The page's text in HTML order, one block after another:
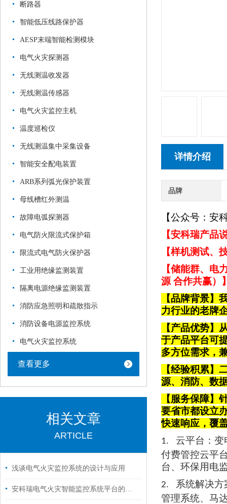
断路器
智能低压线路保护器
AESP末端智能检测模块
电气火灾探测器
无线测温收发器
无线测温传感器
电气火灾监控主机
温度巡检仪
无线测温集中采集设备
智能安全配电装置
ARB系列弧光保护装置
母线槽红外测温
故障电弧探测器
电气防火限流式保护箱
限流式电气防火保护器
工业用绝缘监测装置
隔离电源绝缘监测装置
消防应急照明和疏散指示
消防设备电源监控系统
电气火灾监控系统
查看更多
相关文章
ARTICLE
浅谈电气火灾监控系统的设计与应用
安科瑞电气火灾智能监控系统平台的案例分析
详情介绍
品牌
【公众号：安
【安科瑞产品
【样机测试、
【储能群、电
源 合作共赢）
【品牌背景】
力行业的老牌
【产品优势】
于产品平台可
多方位需求，
【经验积累】
源、消防、数
【服务保障
要省市都设立
快速响应，覆
1. 云平台 ：
付费管控云平
台、环保用电
2.
系统解决
管理系统、马